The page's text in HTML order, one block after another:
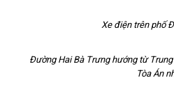
Xe điện trên phố
Đường Hai Bà Trưng hướng từ
Tòa Án